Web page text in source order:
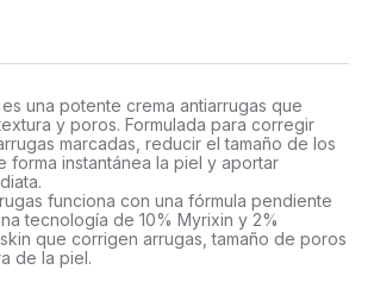
una potente crema antiarrugas que
y poros. Formulada para corregir
marcadas, reducir el tamaño de los
forma instantánea la piel y aportar
funciona con una fórmula pendiente
tecnología de 10% Myrixin y 2%
que corrigen arrugas, tamaño de poros
de la piel.